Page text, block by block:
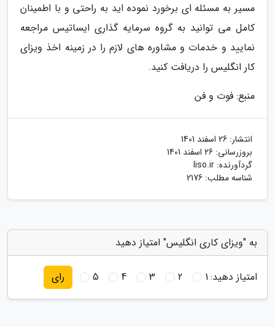
مسیر به مسئله ای برخورد نموده اید به راحتی و با اطمینان
کامل می توانید به گروه سرمایه گذاری ایساتیس مراجعه
نمایید و خدمات و مشاوره های لازم را در زمینه اخذ ویزای
کار انگلیس را دریافت کنید.
منبع: فوت و فن
انتشار: 26 اسفند 1401
بروزرسانی: 26 اسفند 1401
گردآورنده: liso.ir
شناسه مطلب: 2176
به "ویزای کاری انگلیس" امتیاز دهید
امتیاز دهید:1
2
3
4
5 رای